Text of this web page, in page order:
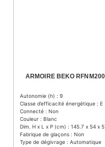
ARMOIRE BEKO
Autonomie (h) : 9
Classe d’efficacité énergétique : E
Connecté : Non
Couleur : Blanc
Dim. H x L x P (cm) : 145.7 x 54 x
Fabrique de glaçons : Non
Type de dégivrage : Automatique